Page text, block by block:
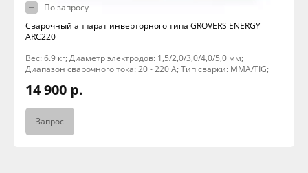
По запросу
Сварочный аппарат инверторного типа GROVERS ENERGY
ARC220
Вес: 6.9 кг; Диаметр электродов: 1,5/2,0/3,0/4,0/5,0 мм;
Диапазон сварочного тока: 20 - 220 А; Тип сварки: MMA/TIG;
14 900 р.
Запрос